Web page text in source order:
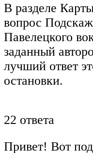
В разделе
вопрос
Павелецкого
заданный
лучший ответ
остановки.
22 ответа
Привет! Вот